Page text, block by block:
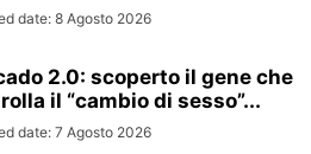
date: 8 Agosto 2026
2.0: scoperto il gene che
il “cambio di sesso”...
date: 7 Agosto 2026